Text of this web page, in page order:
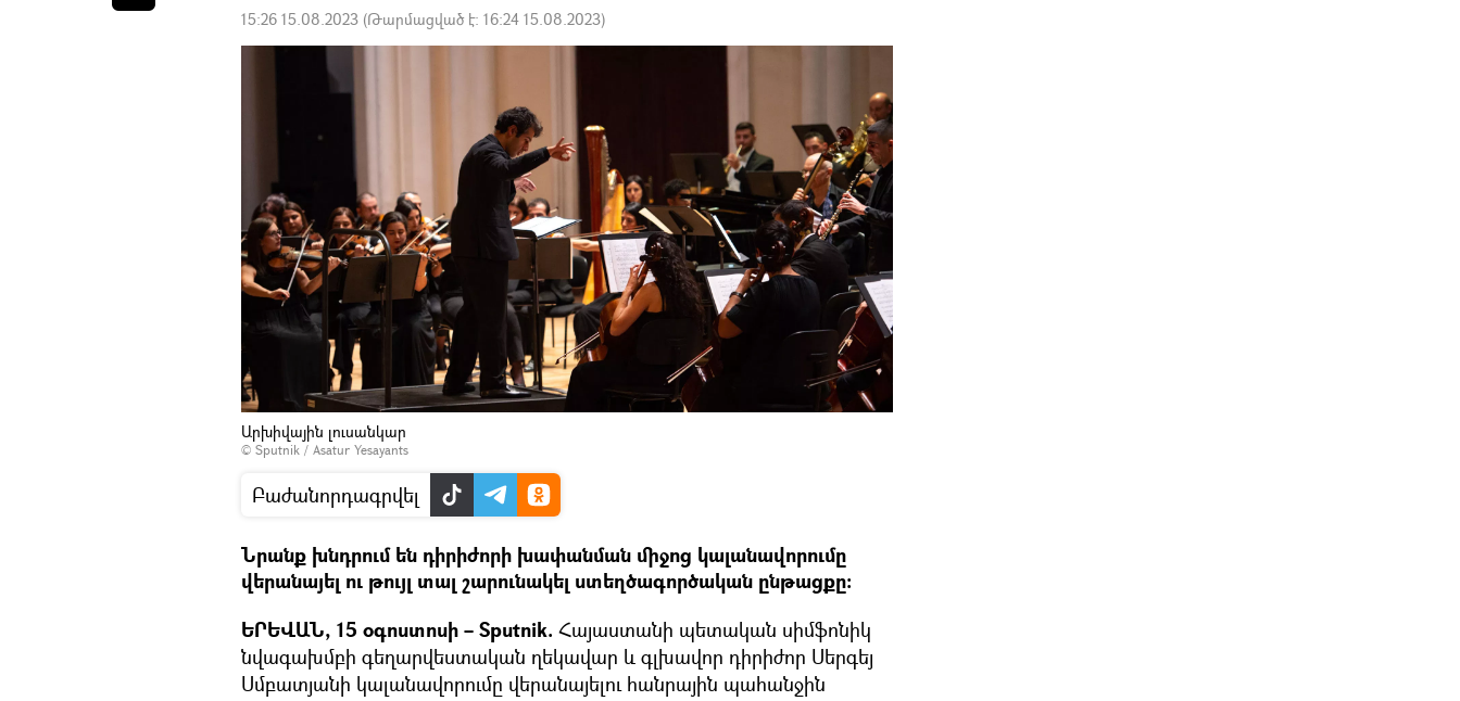
15:26 15.08.2023 (Թարմացված է: 16:24 15.08.2023)
Արխիվային լուսանկար
© Sputnik / Asatur Yesayants
Բաժանորդագրվել
Նրանք խնդրում են դիրիժորի խափանման միջոց կալանավորումը
վերանայել ու թույլ տալ շարունակել ստեղծագործական ընթացքը։
ԵՐԵՎԱՆ, 15 օգոստոսի – Sputnik. Հայաստանի պետական սիմֆոնիկ
նվագախմբի գեղարվեստական ղեկավար և գլխավոր դիրիժոր Սերգեյ
Սմբատյանի կալանավորումը վերանայելու հանրային պահանջին